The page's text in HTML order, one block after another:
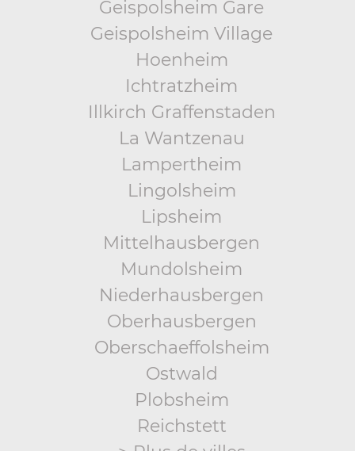
Geispolsheim Gare
Geispolsheim Village
Hoenheim
Ichtratzheim
Illkirch Graffenstaden
La Wantzenau
Lampertheim
Lingolsheim
Lipsheim
Mittelhausbergen
Mundolsheim
Niederhausbergen
Oberhausbergen
Oberschaeffolsheim
Ostwald
Plobsheim
Reichstett